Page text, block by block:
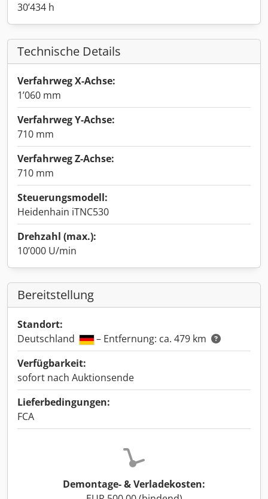
30’434 h
Technische Details
Verfahrweg X-Achse:
1’060 mm
Verfahrweg Y-Achse:
710 mm
Verfahrweg Z-Achse:
710 mm
Steuerungsmodell:
Heidenhain iTNC530
Drehzahl (max.):
10’000 U/min
Bereitstellung
Standort:
Deutschland
– Entfernung: ca. 479 km
Verfügbarkeit:
sofort nach Auktionsende
Lieferbedingungen:
FCA
Demontage- & Verladekosten: